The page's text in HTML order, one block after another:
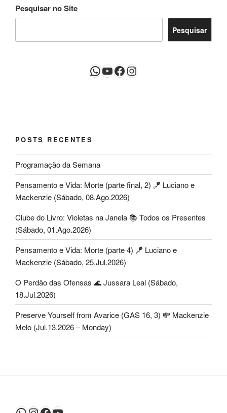
Pesquisar no Site
Pesquisar
WhatsApp
Youtube
Facebook
Instagram
POSTS RECENTES
Programação da Semana
Pensamento e Vida: Morte (parte final, 2) 🪁 Luciano e
Mackenzie (Sábado, 08.Ago.2026)
Clube do Livro: Violetas na Janela 📚 Todos os Presentes
(Sábado, 01.Ago.2026)
Pensamento e Vida: Morte (parte 4) 🪁 Luciano e
Mackenzie (Sábado, 25.Jul.2026)
O Perdão das Ofensas 🌊 Jussara Leal (Sábado,
18.Jul.2026)
Preserve Yourself from Avarice (GAS 16, 3) 💸 Mackenzie
Melo (Jul.13.2026 – Monday)